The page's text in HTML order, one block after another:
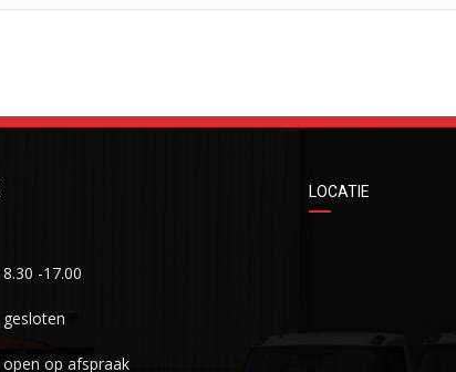
8.30 -17.00
gesloten
open op afspraak
LOCATIE